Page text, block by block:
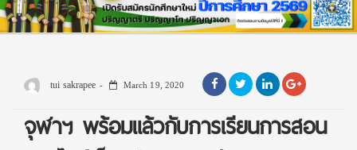
tui sakrapee March 19, 2020
จุฬาฯ พร้อมแล้วกับการเรียนการสอน